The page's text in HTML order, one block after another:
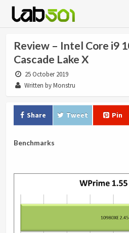
Review – Intel Core i9
Cascade Lake X
25 October 2019
Written by Monstru
Share Tweet Pin
Benchmarks